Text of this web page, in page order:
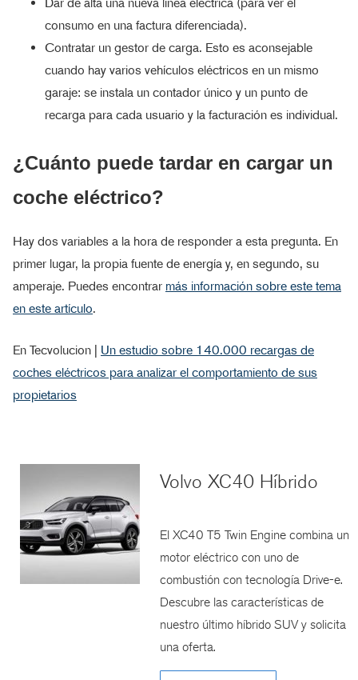
consumo en una factura diferenciada).
Contratar un gestor de carga. Esto es aconsejable
cuando hay varios vehículos eléctricos en un mismo
garaje: se instala un contador único y un punto de
recarga para cada usuario y la facturación es individual.
¿Cuánto puede tardar en cargar un
coche eléctrico?
Hay dos variables a la hora de responder a esta pregunta. En
primer lugar, la propia fuente de energía y, en segundo, su
amperaje. Puedes encontrar más información sobre este tema
en este artículo.
En Tecvolucion | Un estudio sobre 140.000 recargas de
coches eléctricos para analizar el comportamiento de sus
propietarios
Volvo XC40 Híbrido
El XC40 T5 Twin Engine combina un
motor eléctrico con uno de
combustión con tecnología Drive-e.
Descubre las características de
nuestro último híbrido SUV y solicita
una oferta.